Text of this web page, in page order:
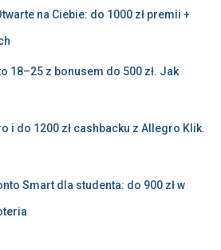
na Ciebie: do 1000 zł premii +
18–25 z bonusem do 500 zł. Jak
i do 1200 zł cashbacku z Allegro Klik.
Smart dla studenta: do 900 zł w